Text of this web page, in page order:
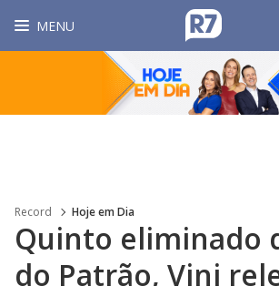
MENU
Record Hoje em Dia
Quinto eliminado
do Patrão, Vini